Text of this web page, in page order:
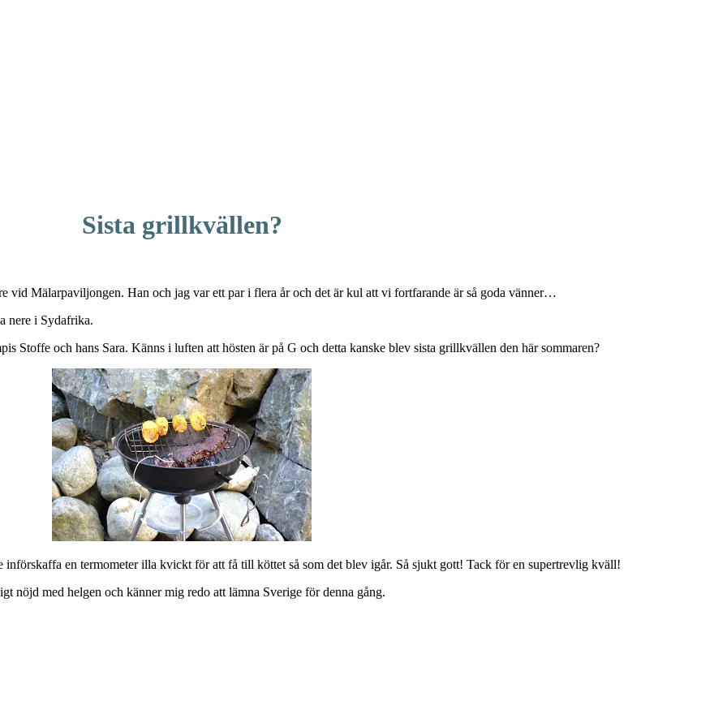
Sista grillkvällen?
vid Mälarpaviljongen. Han och jag var ett par i flera år och det är kul att vi fortfarande är så goda vänner…
nere i Sydafrika.
Stoffe och hans Sara. Känns i luften att hösten är på G och detta kanske blev sista grillkvällen den här sommaren?
en termometer illa kvickt för att få till köttet så som det blev igår. Så sjukt gott! Tack för en supertrevlig kväll!
med helgen och känner mig redo att lämna Sverige för denna gång.